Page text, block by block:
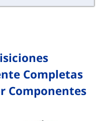
Completas
Componentes